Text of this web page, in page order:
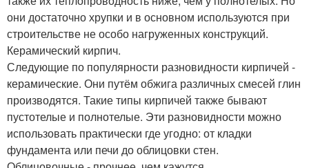
они достаточно хрупки и в основном используются при
строительстве не особо нагруженных конструкций.
Керамический кирпич.
Следующие по популярности разновидности кирпичей -
керамические. Они путём обжига различных смесей глин
производятся. Такие типы кирпичей также бывают
пустотелые и полнотелые. Эти разновидности можно
использовать практически где угодно: от кладки
фундамента или печи до облицовки стен.